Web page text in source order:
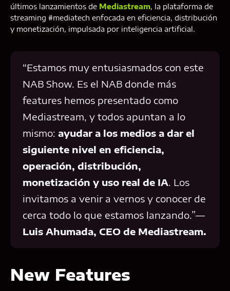
últimos lanzamientos de Mediastream, la plataforma de
streaming #mediatech enfocada en eficiencia, distribución
y monetización, impulsada por inteligencia artificial.
“Estamos muy entusiasmados con este
NAB Show. Es el NAB donde más
features hemos presentado como
Mediastream, y todos apuntan a lo
mismo: ayudar a los medios a dar el
siguiente nivel en eficiencia,
operación, distribución,
monetización y uso real de IA . Los
invitamos a venir a vernos y conocer de
cerca todo lo que estamos lanzando.”—
Luis Ahumada, CEO de Mediastream.
New Features